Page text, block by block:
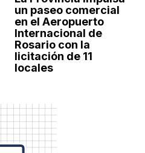
un paseo comercial
en el Aeropuerto
Internacional de
Rosario con la
licitación de 11
locales